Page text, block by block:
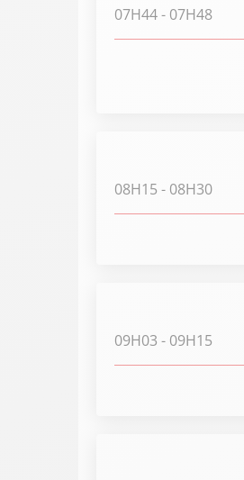
07H44- 07H48
08H15 - 08H30
09H03 - 09H15